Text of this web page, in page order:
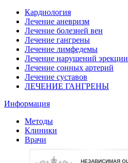
Кардиология
Лечение аневризм
Лечение болезней вен
Лечение гангрены
Лечение лимфедемы
Лечение нарушений эрекции
Лечение сонных артерий
Лечение суставов
ЛЕЧЕНИЕ ГАНГРЕНЫ
Информация
Методы
Клиники
Врачи